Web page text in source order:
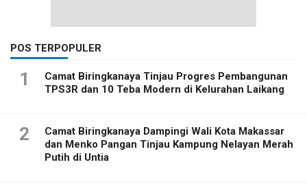
POS TERPOPULER
1
Camat Biringkanaya Tinjau Progres Pembangunan
TPS3R dan 10 Teba Modern di Kelurahan Laikang
2
Camat Biringkanaya Dampingi Wali Kota Makassar
dan Menko Pangan Tinjau Kampung Nelayan Merah
Putih di Untia